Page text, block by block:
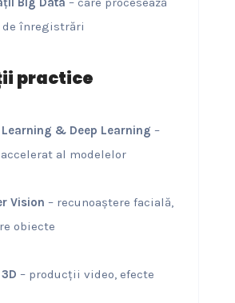
înregistrări
practice
& Deep Learning –
al modelelor
Vision – recunoaștere facială,
obiecte
– producții video, efecte